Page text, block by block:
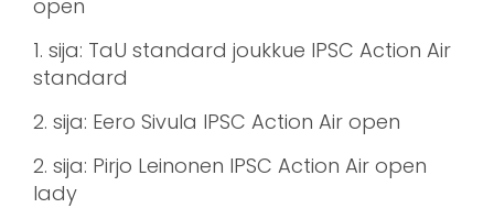
open
1. sija: TaU standard joukkue IPSC Action Air
standard
2. sija: Eero Sivula IPSC Action Air open
2. sija: Pirjo Leinonen IPSC Action Air open
lady